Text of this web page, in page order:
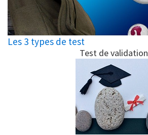
Les 3 types de test
Test de validation